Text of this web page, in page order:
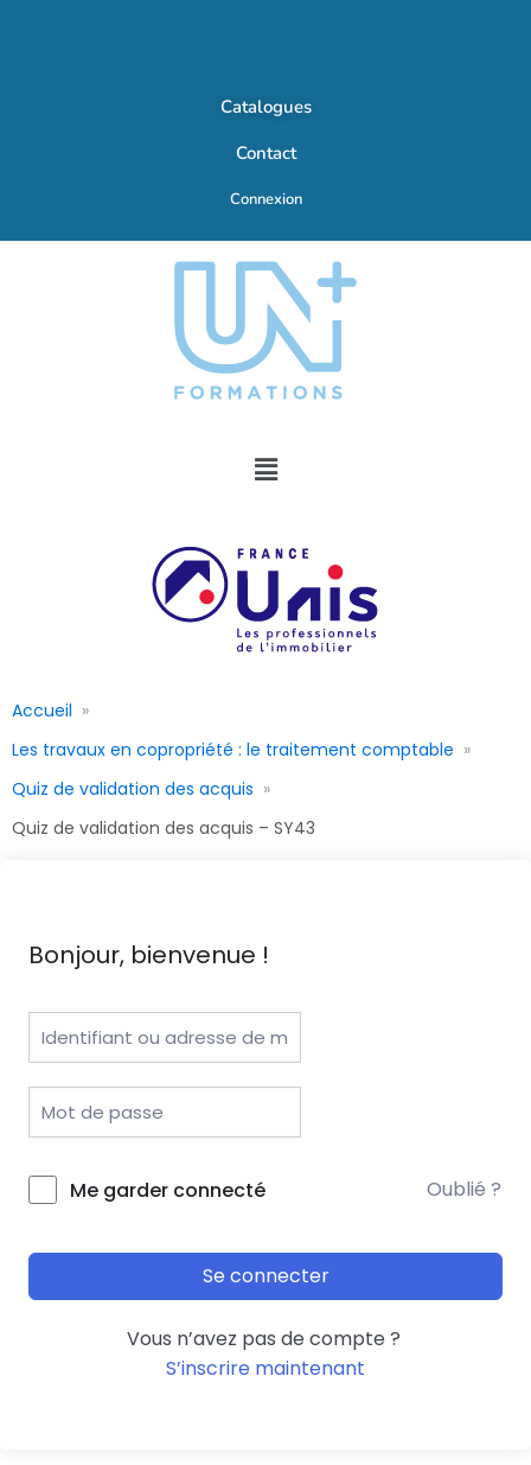
Catalogues
Contact
Connexion
Accueil
Les travaux en copropriété : le traitement comptable
Quiz de validation des acquis
Quiz de validation des acquis – SY43
Bonjour, bienvenue !
Me garder connecté Oublié ?
Se connecter
Vous n’avez pas de compte ?
S’inscrire maintenant